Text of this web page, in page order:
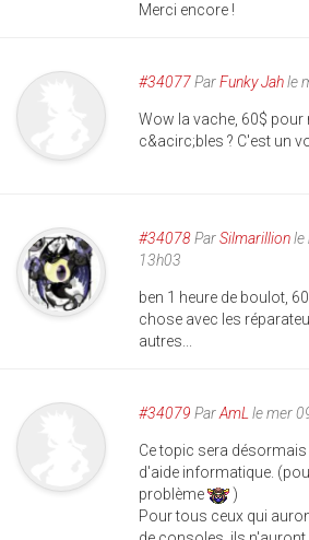
Merci encore !
#34077ParFunky Jahle
Wow la vache, 60$ pour
c&acirc;bles ? C'est un
#34078ParSilmarillionle
13h03
ben 1 heure de boulot,
chose avec les
autres...
#34079 ParAmLle mer
Ce topic sera
d'aide informatique.
problème
)
Pour tous ceux qui